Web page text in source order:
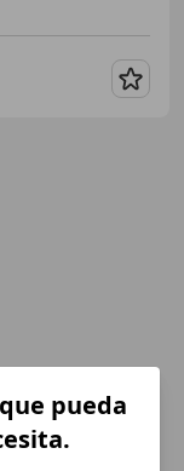
pueda